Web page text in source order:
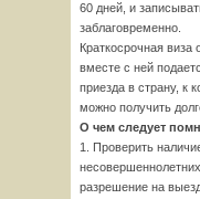
60 дней, и
заблаговременно.
Краткосрочная
вместе с ней
приезда в страну, к
можно получить
О чем следует
1. Проверить
разрешение на